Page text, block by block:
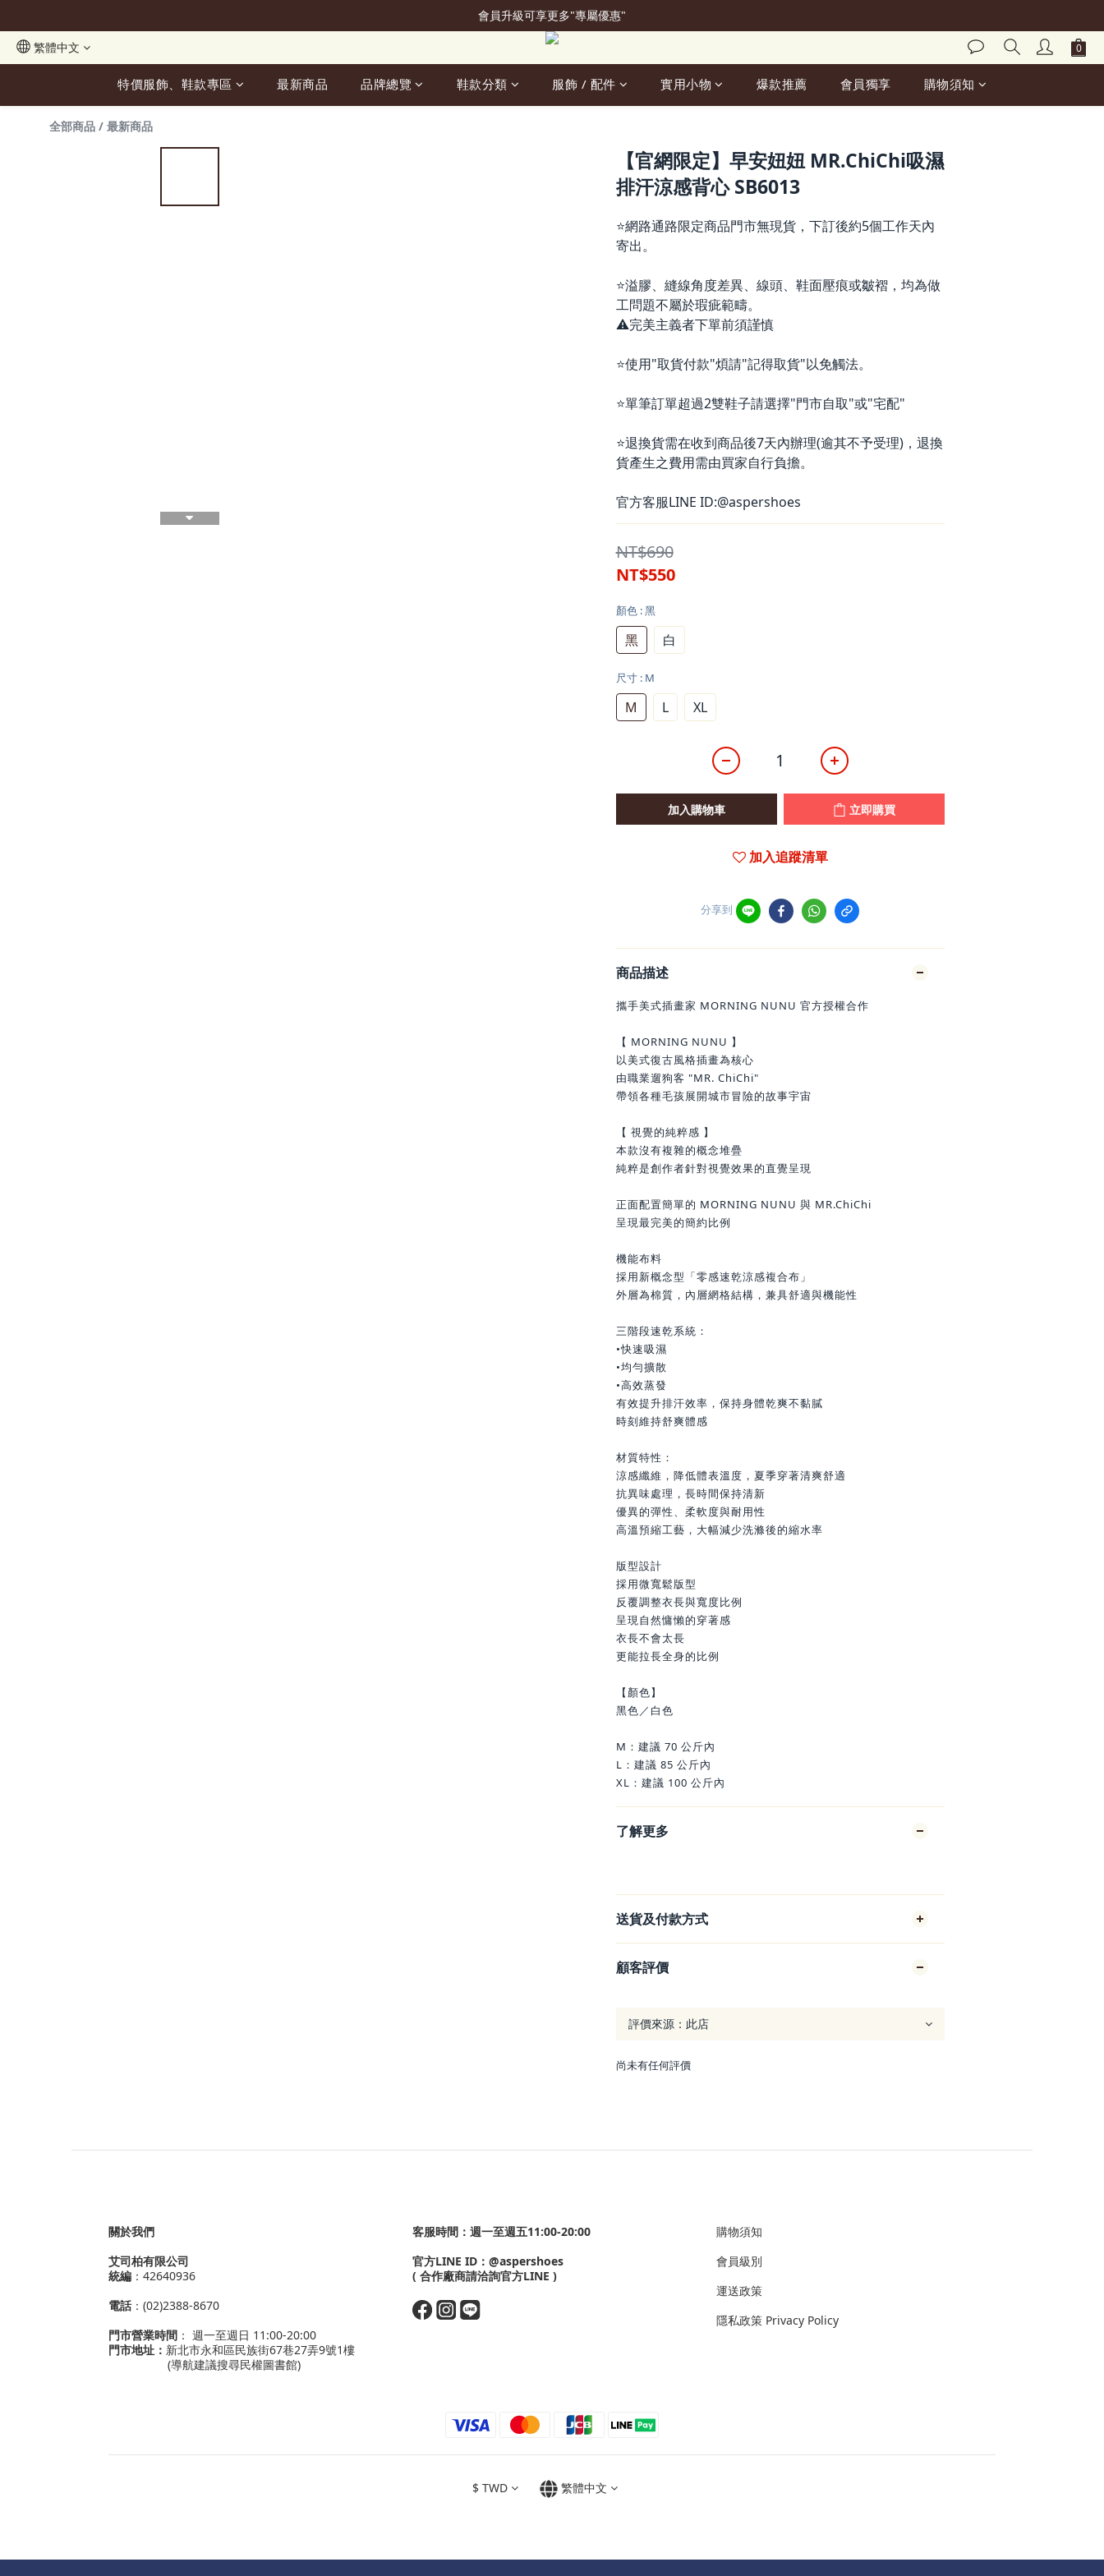
加入會員立即贈50元購物金
會員升級可享更多"專屬優惠"
加入會員立即贈50元購物金
繁體中文
特價服飾、鞋款專區 最新商品 品牌總覽 鞋款分類 服飾 / 配件 實用小物 爆款推薦 會員獨享 購物須知
全部商品 / 最新商品
【官網限定】早安妞妞 MR.ChiChi吸濕
排汗涼感背心 SB6013
⭐網路通路限定商品門市無現貨，下訂後約5個工作天內
寄出。
⭐溢膠、縫線角度差異、線頭、鞋面壓痕或皺褶，均為做
工問題不屬於瑕疵範疇。
⚠️完美主義者下單前須謹慎
⭐使用"取貨付款"煩請"記得取貨"以免觸法。
⭐單筆訂單超過2雙鞋子請選擇"門市自取"或"宅配"
⭐退換貨需在收到商品後7天內辦理(逾其不予受理)，退換
貨產生之費用需由買家自行負擔。
官方客服LINE ID:@aspershoes
NT$690
NT$550
顏色 : 黑
黑 白
尺寸 : M
M L XL
加入購物車 立即購買
加入追蹤清單
分享到
商品描述
攜手美式插畫家 MORNING NUNU 官方授權合作
【 MORNING NUNU 】
以美式復古風格插畫為核心
由職業遛狗客 "MR. ChiChi"
帶領各種毛孩展開城市冒險的故事宇宙
【 視覺的純粹感 】
本款沒有複雜的概念堆疊
純粹是創作者針對視覺效果的直覺呈現
正面配置簡單的 MORNING NUNU 與 MR.ChiChi
呈現最完美的簡約比例
機能布料
採用新概念型「零感速乾涼感複合布」
外層為棉質，內層網格結構，兼具舒適與機能性
三階段速乾系統：
•快速吸濕
•均勻擴散
•高效蒸發
有效提升排汗效率，保持身體乾爽不黏膩
時刻維持舒爽體感
材質特性：
涼感纖維，降低體表溫度，夏季穿著清爽舒適
抗異味處理，長時間保持清新
優異的彈性、柔軟度與耐用性
高溫預縮工藝，大幅減少洗滌後的縮水率
版型設計
採用微寬鬆版型
反覆調整衣長與寬度比例
呈現自然慵懶的穿著感
衣長不會太長
更能拉長全身的比例
【顏色】
黑色／白色
M：建議 70 公斤內
L：建議 85 公斤內
XL：建議 100 公斤內
了解更多
送貨及付款方式
顧客評價
尚未有任何評價
關於我們
艾司柏有限公司
統編 ：42640936
電話：(02)2388-8670
門市營業時間 ： 週一至週日 11:00-20:00
門市地址： 新北市永和區民族街67巷27弄9號1樓
(導航建議搜尋民權圖書館)
客服時間：週一至週五11:00-20:00
官方LINE ID： @aspershoes
( 合作廠商請洽詢官方LINE )
購物須知
會員級別
運送政策
隱私政策 Privacy Policy
$ TWD 繁體中文